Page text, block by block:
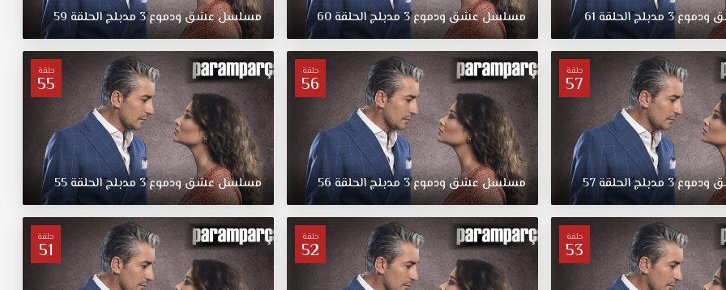
ودموع3 مدبلجالحلقة 61 مسلسلعشقودموع3 مدبلجالحلقة60 مسلسلعشقودموع3 مدبلجالحلقة 59
حلقة
57
ودموع3 مدبلجالحلقة57
حلقة
56
مسلسلعشقودموع3 مدبلجالحلقة 56
حلقة
55
مسلسلعشقودموع3 مدبلجالحلقة55
حلقة
53
حلقة
52
حلقة
51